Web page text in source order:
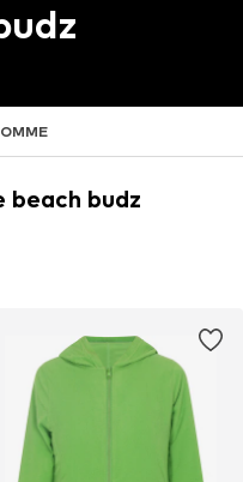
beach budz